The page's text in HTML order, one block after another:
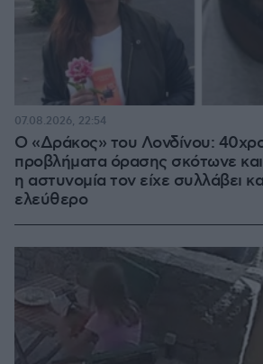
Ο «Δράκος» του Λονδίνου:
προβλήματα όρασης σκότωνε και
η αστυνομία τον είχε συλλάβει
ελεύθερο
07.08.2026, 22:54